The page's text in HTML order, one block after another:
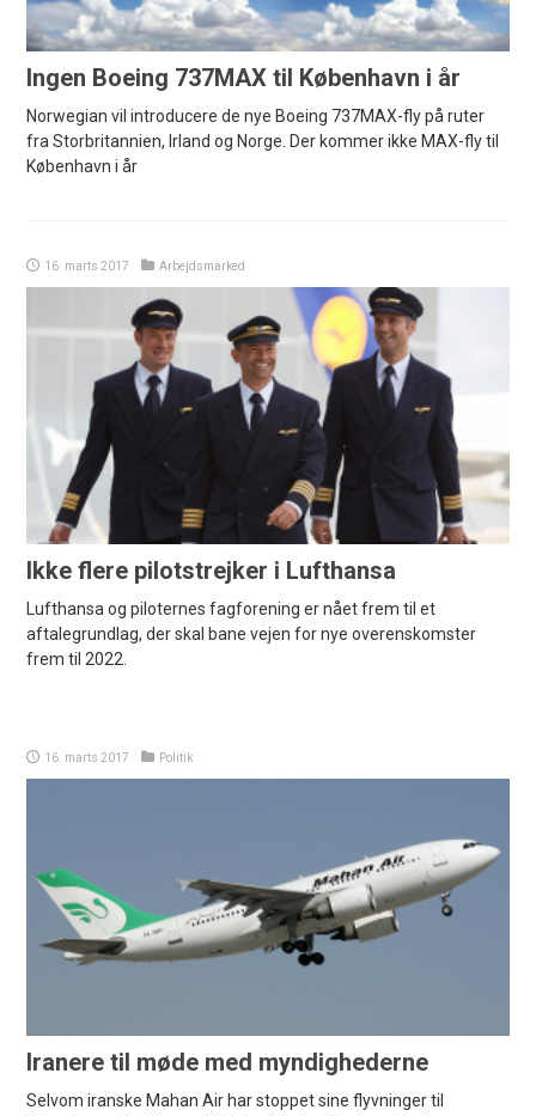
Ingen Boeing 737MAX til København i år
Norwegian vil introducere de nye Boeing 737MAX-fly på ruter
fra Storbritannien, Irland og Norge. Der kommer ikke MAX-fly til
København i år
16. marts 2017 Arbejdsmarked
Ikke flere pilotstrejker i Lufthansa
Lufthansa og piloternes fagforening er nået frem til et
aftalegrundlag, der skal bane vejen for nye overenskomster
frem til 2022.
16. marts 2017 Politik
Iranere til møde med myndighederne
Selvom iranske Mahan Air har stoppet sine flyvninger til